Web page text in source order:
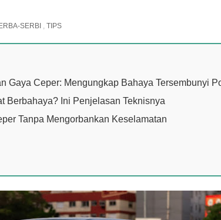
SERBI , TIPS
Gaya Ceper: Mengungkap Bahaya Tersembunyi
Berbahaya? Ini Penjelasan Teknisnya
Tanpa Mengorbankan Keselamatan